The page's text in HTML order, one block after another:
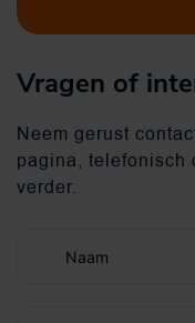
Vragen of
Neem gerust
pagina, telefonisch
verder.
Naam